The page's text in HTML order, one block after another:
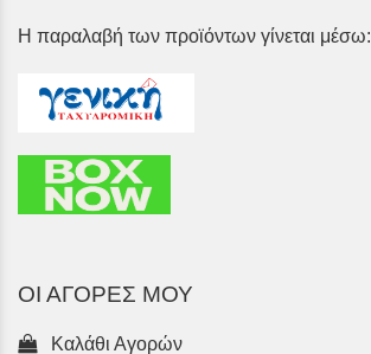
Η παραλαβή των προϊόντων γίνεται μέσω:
ΟΙ ΑΓΟΡΕΣ ΜΟΥ
Καλάθι Αγορών